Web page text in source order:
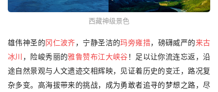
西藏神级景色
雄伟神圣的冈仁波齐，宁静圣洁的玛旁雍措，磅礴威严的来古
冰川 ，险峻秀丽的雅鲁赞布江大峡谷 ！足以让你流连忘返，沿
途自然景观与人文遗迹交相辉映，见证着历史的变迁，路况复
杂多变。高海拔带来的挑战，成为勇敢者追寻的梦想之路，尽